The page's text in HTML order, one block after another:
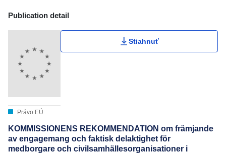
Publication Detail Actions Portlet
Publication detail
Právo EÚ
Stiahnuť
KOMMISSIONENS REKOMMENDATION om främjande
av engagemang och faktisk delaktighet för
medborgare och civilsamhällesorganisationer i